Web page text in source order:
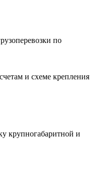
по
и схеме крепления
крупногабаритной и